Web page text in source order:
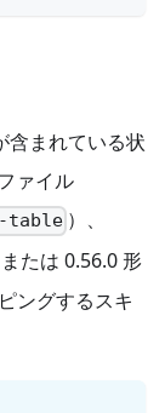
含まれている状
ァイル
table ）、
たは 0.56.0 形
ングするスキ